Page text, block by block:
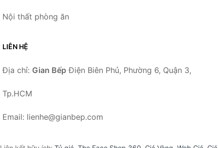
Nội thất phòng ăn
LIÊN HỆ
Địa chỉ: Gian Bếp Điện Biên Phủ, Phường 6, Quận 3,
Tp.HCM
Email: lienhe@gianbep.com